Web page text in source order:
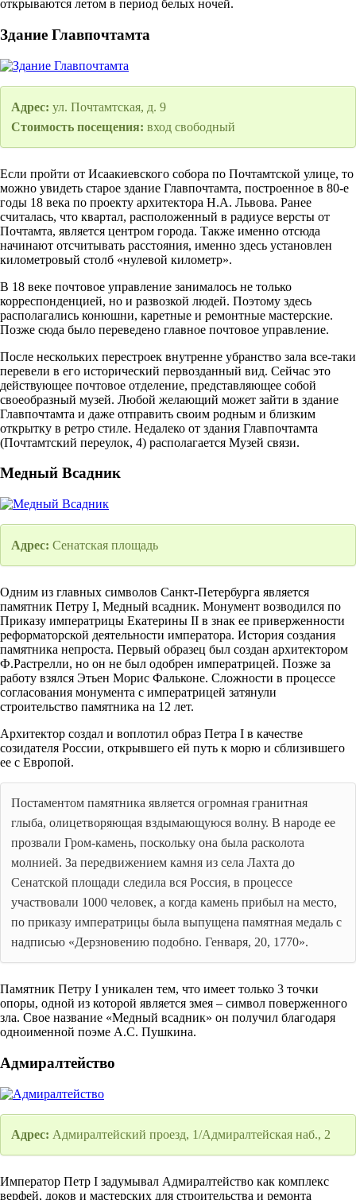
открываются летом в период белых ночей.
Здание Главпочтамта
Адрес: ул. Почтамтская, д. 9
Стоимость посещения: вход свободный
Если пройти от Исаакиевского собора по Почтамтской улице, то
можно увидеть старое здание Главпочтамта, построенное в 80-е
годы 18 века по проекту архитектора Н.А. Львова. Ранее
считалась, что квартал, расположенный в радиусе версты от
Почтамта, является центром города. Также именно отсюда
начинают отсчитывать расстояния, именно здесь установлен
километровый столб «нулевой километр».
В 18 веке почтовое управление занималось не только
корреспонденцией, но и развозкой людей. Поэтому здесь
располагались конюшни, каретные и ремонтные мастерские.
Позже сюда было переведено главное почтовое управление.
После нескольких перестроек внутренне убранство зала все-таки
перевели в его исторический первозданный вид. Сейчас это
действующее почтовое отделение, представляющее собой
своеобразный музей. Любой желающий может зайти в здание
Главпочтамта и даже отправить своим родным и близким
открытку в ретро стиле. Недалеко от здания Главпочтамта
(Почтамтский переулок, 4) располагается Музей связи.
Медный Всадник
Адрес: Сенатская площадь
Одним из главных символов Санкт-Петербурга является
памятник Петру I, Медный всадник. Монумент возводился по
Приказу императрицы Екатерины II в знак ее приверженности
реформаторской деятельности императора. История создания
памятника непроста. Первый образец был создан архитектором
Ф.Растрелли, но он не был одобрен императрицей. Позже за
работу взялся Этьен Морис Фальконе. Сложности в процессе
согласования монумента с императрицей затянули
строительство памятника на 12 лет.
Архитектор создал и воплотил образ Петра I в качестве
созидателя России, открывшего ей путь к морю и сблизившего
ее с Европой.
Постаментом памятника является огромная гранитная
глыба, олицетворяющая вздымающуюся волну. В народе ее
прозвали Гром-камень, поскольку она была расколота
молнией. За передвижением камня из села Лахта до
Сенатской площади следила вся Россия, в процессе
участвовали 1000 человек, а когда камень прибыл на место,
по приказу императрицы была выпущена памятная медаль с
надписью «Дерзновению подобно. Генваря, 20, 1770».
Памятник Петру I уникален тем, что имеет только 3 точки
опоры, одной из которой является змея – символ поверженного
зла. Свое название «Медный всадник» он получил благодаря
одноименной поэме А.С. Пушкина.
Адмиралтейство
Адрес: Адмиралтейский проезд, 1/Адмиралтейская наб., 2
Император Петр I задумывал Адмиралтейство как комплекс
верфей, доков и мастерских для строительства и ремонта